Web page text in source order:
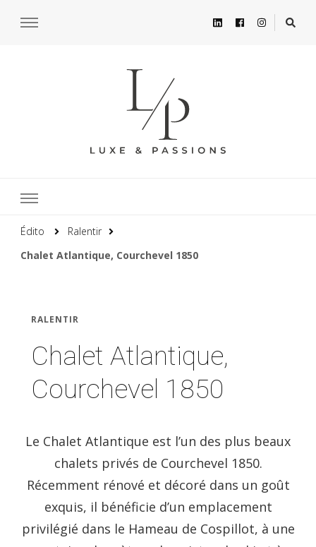
Édito
Ralentir
Chalet Atlantique, Courchevel 1850
RALENTIR
Chalet Atlantique,
Courchevel 1850
Le Chalet Atlantique est l’un des plus beaux
chalets privés de Courchevel 1850.
Récemment rénové et décoré dans un goût
exquis, il bénéficie d’un emplacement
privilégié dans le Hameau de Cospillot, à une